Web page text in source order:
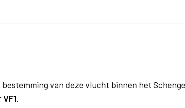
van deze vlucht binnen het
.